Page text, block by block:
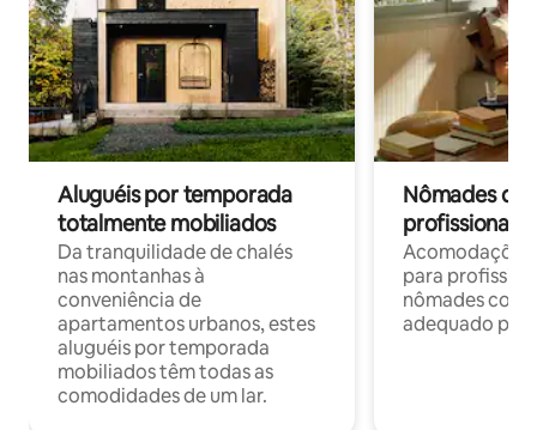
Aluguéis por temporada
totalmente mobiliados
Da tranquilidade de chalés
nas montanhas à
conveniência de
apartamentos urbanos, estes
aluguéis por temporada
mobiliados têm todas as
comodidades de um lar.
Nômades
profissionais
para
nômades com
adequado